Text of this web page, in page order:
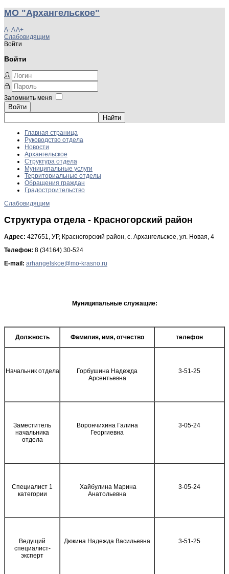
МО "Архангельское"
A-AA+
Слабовидящим
Войти
Войти
Запомнить меня
Войти
Главная страница
Руководство отдела
Новости
Архангельское
Структура отдела
Муниципальные услуги
Территориальные отделы
Обращения граждан
Градостроительство
Слабовидящим
Структура отдела - Красногорский район
Адрес: 427651, УР, Красногорский район, с. Архангельское, ул. Новая, 4
Телефон: 8 (34164) 30-524
E-mail:
Муниципальные служащие:
Должность Фамилия, имя, отчество телефон
Начальник отдела
Горбушина Надежда
Арсентьевна
3-51-25
Заместитель
начальника
отдела
Ворончихина Галина
Георгиевна
3-05-24
Специалист 1
категории
Хайбулина Марина
Анатольевна
3-05-24
Ведущий
специалист-
эксперт
Дюкина Надежда Васильевна 3-51-25